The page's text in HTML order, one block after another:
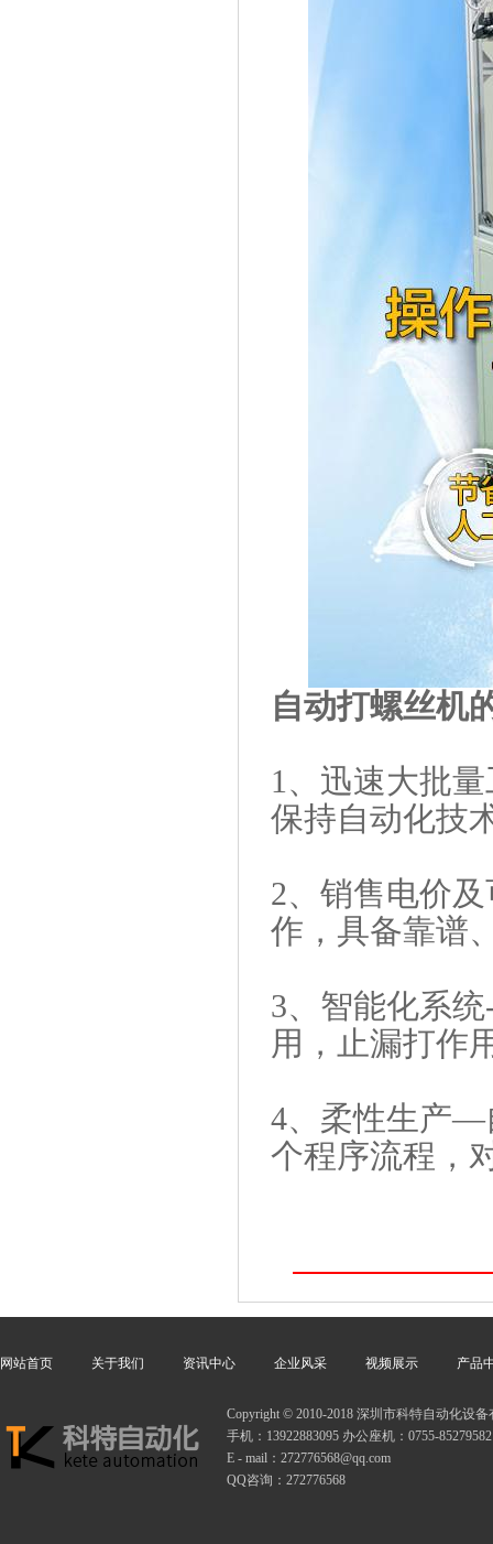
自动打螺丝机
1、迅速大批
保持自动化技
2、销售电价
作，具备靠谱
3、智能化系
用，止漏打作
4、柔性生产—
个程序流程，
网站首页 关于我们 资讯中心 企业风采 视频展示 产品
Copyright © 2010-2018 深圳市科特自动化设
手机：13922883095 办公座机：0755-85279582
E - mail：272776568@qq.com
QQ咨询：272776568